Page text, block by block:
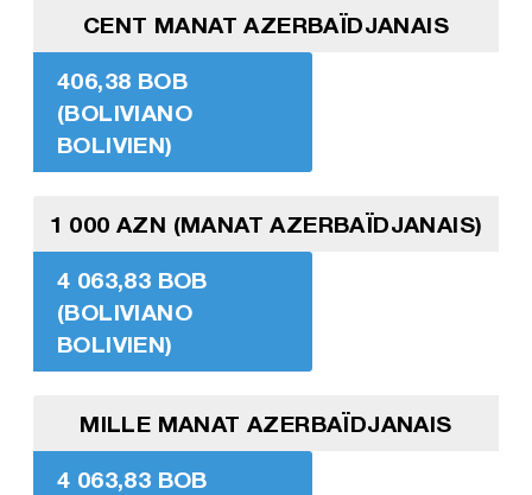
CENT MANAT AZERBAÏDJANAIS
406,38 BOB
(BOLIVIANO
BOLIVIEN)
1 000 AZN (MANAT AZERBAÏDJANAIS)
4 063,83 BOB
(BOLIVIANO
BOLIVIEN)
MILLE MANAT AZERBAÏDJANAIS
4 063,83 BOB